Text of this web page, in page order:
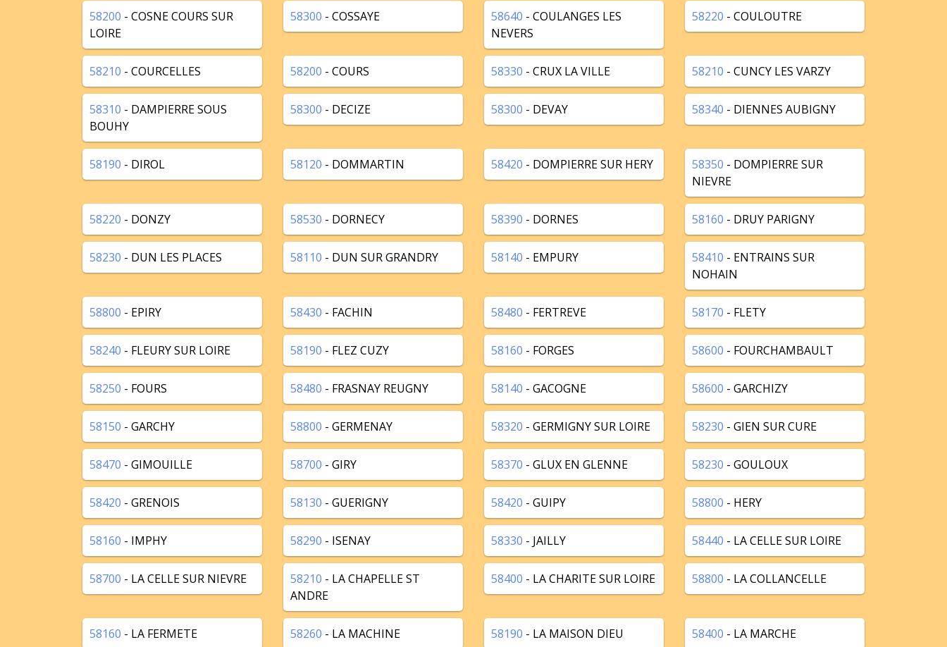
58200 - COSNE COURS SUR
LOIRE
58300 - COSSAYE 58640 - COULANGES LES
NEVERS
58220 - COULOUTRE
58210 - COURCELLES 58200 - COURS 58330 - CRUX LA VILLE 58210 - CUNCY LES VARZY
58310 - DAMPIERRE SOUS
BOUHY
58300 - DECIZE 58300 - DEVAY 58340 - DIENNES AUBIGNY
58190 - DIROL 58120 - DOMMARTIN 58420 - DOMPIERRE SUR HERY 58350 - DOMPIERRE SUR
NIEVRE
58220 - DONZY 58530 - DORNECY 58390 - DORNES 58160 - DRUY PARIGNY
58230 - DUN LES PLACES 58110 - DUN SUR GRANDRY 58140 - EMPURY 58410 - ENTRAINS SUR
NOHAIN
58800 - EPIRY 58430 - FACHIN 58480 - FERTREVE 58170 - FLETY
58240 - FLEURY SUR LOIRE 58190 - FLEZ CUZY 58160 - FORGES 58600 - FOURCHAMBAULT
58250 - FOURS 58480 - FRASNAY REUGNY 58140 - GACOGNE 58600 - GARCHIZY
58150 - GARCHY 58800 - GERMENAY 58320 - GERMIGNY SUR LOIRE 58230 - GIEN SUR CURE
58470 - GIMOUILLE 58700 - GIRY 58370 - GLUX EN GLENNE 58230 - GOULOUX
58420 - GRENOIS 58130 - GUERIGNY 58420 - GUIPY 58800 - HERY
58160 - IMPHY 58290 - ISENAY 58330 - JAILLY 58440 - LA CELLE SUR LOIRE
58700 - LA CELLE SUR NIEVRE 58210 - LA CHAPELLE ST
ANDRE
58400 - LA CHARITE SUR LOIRE 58800 - LA COLLANCELLE
58160 - LA FERMETE 58260 - LA MACHINE 58190 - LA MAISON DIEU 58400 - LA MARCHE